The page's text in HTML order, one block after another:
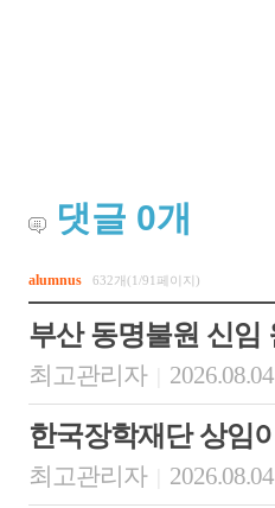
댓글 0개
alumnus 632개(1/91페이지)
부산 동명불원 신임
최고관리자
한국장학재단 상임
최고관리자